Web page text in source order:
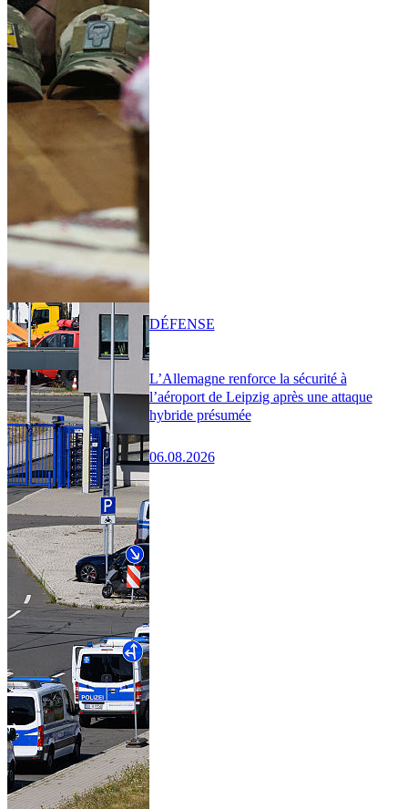
L’Allemagne renforce la sécurité à
l’aéroport de Leipzig après une attaque
hybride présumée
06.08.2026
DÉFENSE